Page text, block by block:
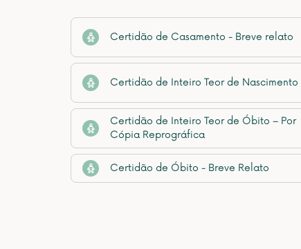
Certidão de Casamento - Breve relato
Certidão de Inteiro Teor de Nascimento
Certidão de Inteiro Teor de Óbito – Por
Cópia Reprográfica
Certidão de Óbito - Breve Relato